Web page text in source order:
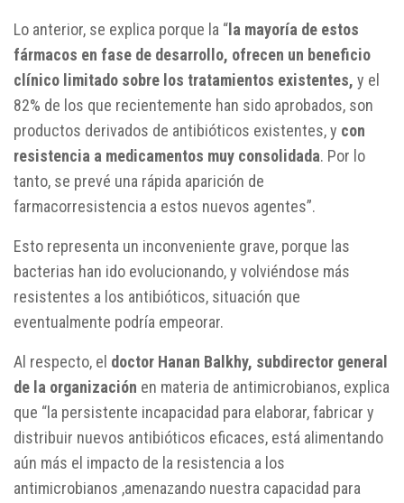
Lo anterior, se explica porque la “ la mayoría de estos
fármacos en fase de desarrollo, ofrecen un beneficio
clínico limitado sobre los tratamientos existentes, y el
82% de los que recientemente han sido aprobados, son
productos derivados de antibióticos existentes, y con
resistencia a medicamentos muy consolidada. Por lo
tanto, se prevé una rápida aparición de
farmacorresistencia a estos nuevos agentes”.
Esto representa un inconveniente grave, porque las
bacterias han ido evolucionando, y volviéndose más
resistentes a los antibióticos, situación que
eventualmente podría empeorar.
Al respecto, el doctor Hanan Balkhy, subdirector general
de la organización en materia de antimicrobianos, explica
que “la persistente incapacidad para elaborar, fabricar y
distribuir nuevos antibióticos eficaces, está alimentando
aún más el impacto de la resistencia a los
antimicrobianos ,amenazando nuestra capacidad para